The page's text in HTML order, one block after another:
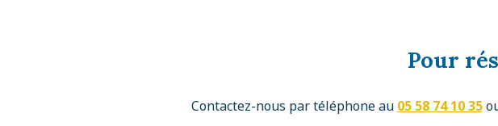
Pour
Contactez-nous par téléphone au 05 58 74 10 35